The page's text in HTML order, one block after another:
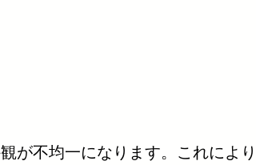
が不均一になります。これによ